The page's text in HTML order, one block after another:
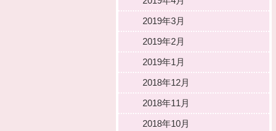
2019年3月
2019年2月
2019年1月
2018年12月
2018年11月
2018年10月